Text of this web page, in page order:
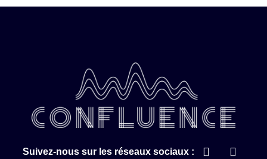
Suivez-nous sur les réseaux sociaux :